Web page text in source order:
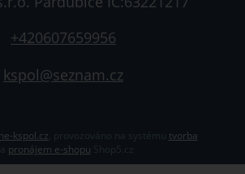
+420607659956
kspol@seznam.cz
kspol.cz
tvorba
pronájem e-shopu